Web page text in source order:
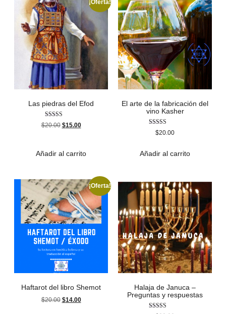
¡Oferta!
Las piedras del Efod
Valorado con
5.00
$20.00 $15.00
Añadir al carrito
El arte de la fabricación del
vino Kasher
Valorado
con
$20.00
Añadir al carrito
¡Oferta!
Haftarot del libro Shemot
$20.00 $14.00
Halaja de Januca –
Preguntas y respuestas